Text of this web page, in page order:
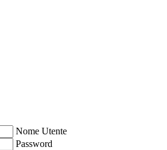
Nome Utente
Password